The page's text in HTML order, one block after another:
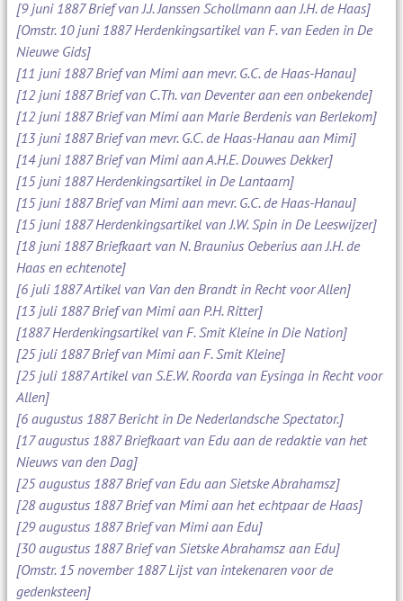
[9 juni 1887 Brief van J.J. Janssen Schollmann aan J.H. de Haas]
[Omstr. 10 juni 1887 Herdenkingsartikel van F. van Eeden in De
Nieuwe Gids]
[11 juni 1887 Brief van Mimi aan mevr. G.C. de Haas-Hanau]
[12 juni 1887 Brief van C.Th. van Deventer aan een onbekende]
[12 juni 1887 Brief van Mimi aan Marie Berdenis van Berlekom]
[13 juni 1887 Brief van mevr. G.C. de Haas-Hanau aan Mimi]
[14 juni 1887 Brief van Mimi aan A.H.E. Douwes Dekker]
[15 juni 1887 Herdenkingsartikel in De Lantaarn]
[15 juni 1887 Brief van Mimi aan mevr. G.C. de Haas-Hanau]
[15 juni 1887 Herdenkingsartikel van J.W. Spin in De Leeswijzer]
[18 juni 1887 Briefkaart van N. Braunius Oeberius aan J.H. de
Haas en echtenote]
[6 juli 1887 Artikel van Van den Brandt in Recht voor Allen]
[13 juli 1887 Brief van Mimi aan P.H. Ritter]
[1887 Herdenkingsartikel van F. Smit Kleine in Die Nation]
[25 juli 1887 Brief van Mimi aan F. Smit Kleine]
[25 juli 1887 Artikel van S.E.W. Roorda van Eysinga in Recht voor
Allen]
[6 augustus 1887 Bericht in De Nederlandsche Spectator.]
[17 augustus 1887 Briefkaart van Edu aan de redaktie van het
Nieuws van den Dag]
[25 augustus 1887 Brief van Edu aan Sietske Abrahamsz]
[28 augustus 1887 Brief van Mimi aan het echtpaar de Haas]
[29 augustus 1887 Brief van Mimi aan Edu]
[30 augustus 1887 Brief van Sietske Abrahamsz aan Edu]
[Omstr. 15 november 1887 Lijst van intekenaren voor de
gedenksteen]